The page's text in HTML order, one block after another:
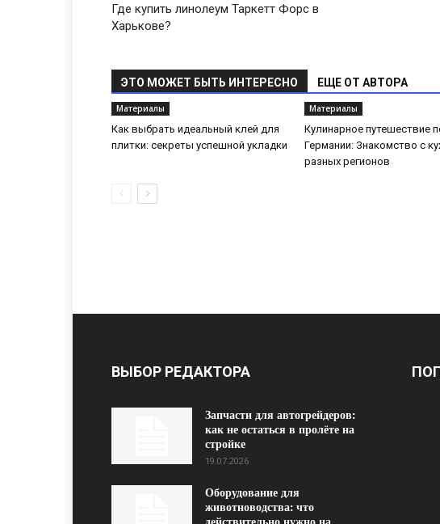
Где купить линолеум Таркетт Форс в
Харькове?
ЭТО МОЖЕТ БЫТЬ ИНТЕРЕСНО ЕЩЕ ОТ АВТОРА
Материалы
Как выбрать идеальный клей для
плитки: секреты успешной укладки
Материалы
Кулинарное путешествие
Германии: Знакомство с
разных регионов
ВЫБОР РЕДАКТОРА
Запчасти для автогрейдеров:
как не остаться в пролёте на
стройке
19.07.2026
Оборудование для
животноводства: что